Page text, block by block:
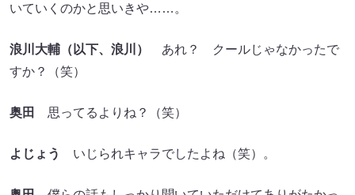
いていくのかと思いきや……。
浪川大輔（以下、浪川）
あれ？ クールじゃなかったで
すか？（笑）
奥田 思ってるよりね？（笑）
よじょう いじられキャラでしたよね（笑）。